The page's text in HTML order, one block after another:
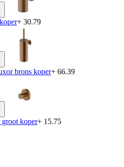
+ 30.79
brons koper+ 66.39
koper+ 15.75